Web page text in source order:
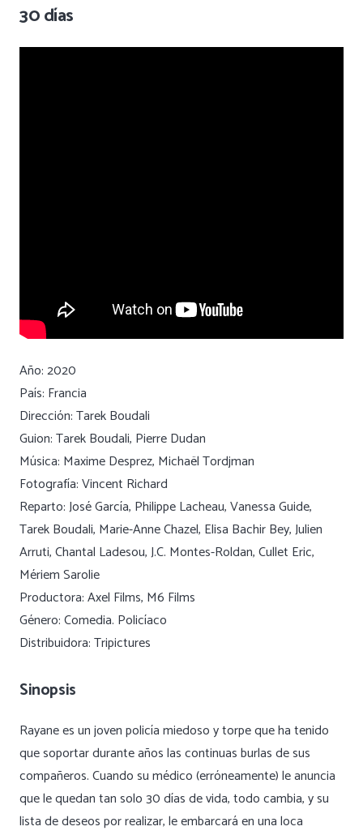
30 días
Año: 2020
País: Francia
Dirección: Tarek Boudali
Guion: Tarek Boudali, Pierre Dudan
Música: Maxime Desprez, Michaël Tordjman
Fotografía: Vincent Richard
Reparto: José García, Philippe Lacheau, Vanessa Guide,
Tarek Boudali, Marie-Anne Chazel, Elisa Bachir Bey, Julien
Arruti, Chantal Ladesou, J.C. Montes-Roldan, Cullet Eric,
Mériem Sarolie
Productora: Axel Films, M6 Films
Género: Comedia. Policíaco
Distribuidora: Tripictures
Sinopsis
Rayane es un joven policía miedoso y torpe que ha tenido
que soportar durante años las continuas burlas de sus
compañeros. Cuando su médico (erróneamente) le anuncia
que le quedan tan solo 30 días de vida, todo cambia, y su
lista de deseos por realizar, le embarcará en una loca